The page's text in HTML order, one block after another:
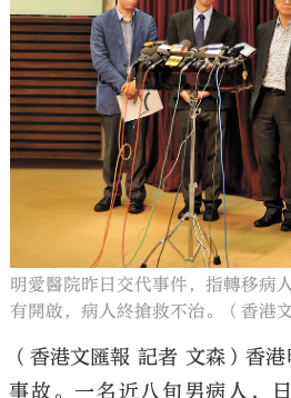
大公文匯
明愛醫院昨日交代事件，指轉移病
有開啟，病人終搶救不治。（香港
（香港文匯報 記者 文森）香
事故。一名近八旬男病人，